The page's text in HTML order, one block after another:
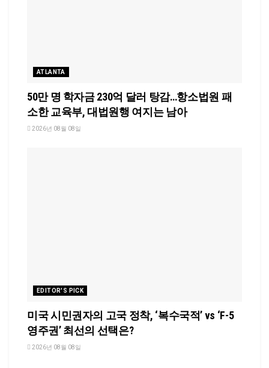
ATLANTA
50만 명 학자금 230억 달러 탕감…항소법원 패
소한 교육부, 대법원행 여지는 남아
2026년 08월 08일
EDITOR'S PICK
미국 시민권자의 고국 정착, ‘복수국적’ vs ‘F-5
영주권’ 최선의 선택은?
2026년 08월 08일